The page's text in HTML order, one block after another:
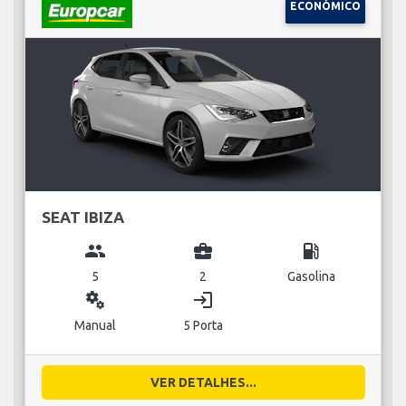
ECONÓMICO
SEAT IBIZA
group
5
business_center
2
local_gas_station
Gasolina
miscellaneous_services
Manual
login
5 Porta
VER DETALHES...